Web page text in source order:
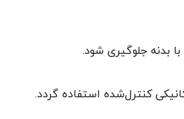
بدنه جلوگیری شود.
کنترل‌شده استفاده گردد.